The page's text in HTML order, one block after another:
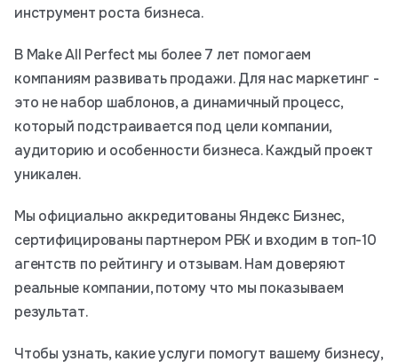
инструмент роста бизнеса.
В Make All Perfect мы более 7 лет помогаем
компаниям развивать продажи. Для нас маркетинг -
это не набор шаблонов, а динамичный процесс,
который подстраивается под цели компании,
аудиторию и особенности бизнеса. Каждый проект
уникален.
Мы официально аккредитованы Яндекс Бизнес,
сертифицированы партнером РБК и входим в топ-10
агентств по рейтингу и отзывам. Нам доверяют
реальные компании, потому что мы показываем
результат.
Чтобы узнать, какие услуги помогут вашему бизнесу,